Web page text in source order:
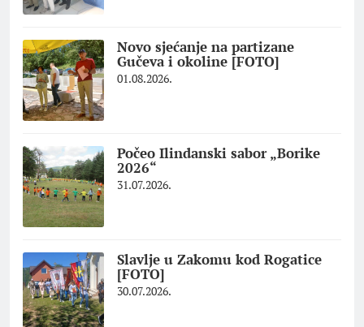
Novo sjećanje na partizane
Gučeva i okoline [FOTO]
01.08.2026.
Počeo Ilindanski sabor „Borike
2026“
31.07.2026.
Slavlje u Zakomu kod Rogatice
[FOTO]
30.07.2026.